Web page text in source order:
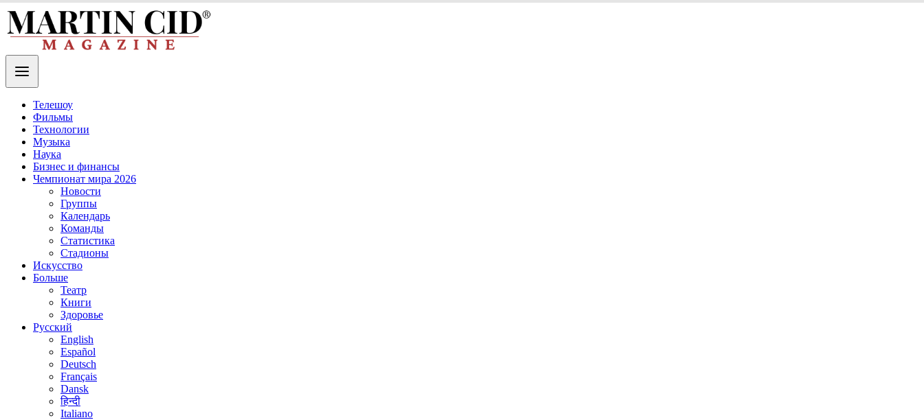
Телешоу
Фильмы
Технологии
Музыка
Наука
Бизнес и финансы
Чемпионат мира 2026
Новости
Группы
Календарь
Команды
Статистика
Стадионы
Искусство
Больше
Театр
Книги
Здоровье
Русский
English
Español
Deutsch
Français
Dansk
हिन्दी
Italiano